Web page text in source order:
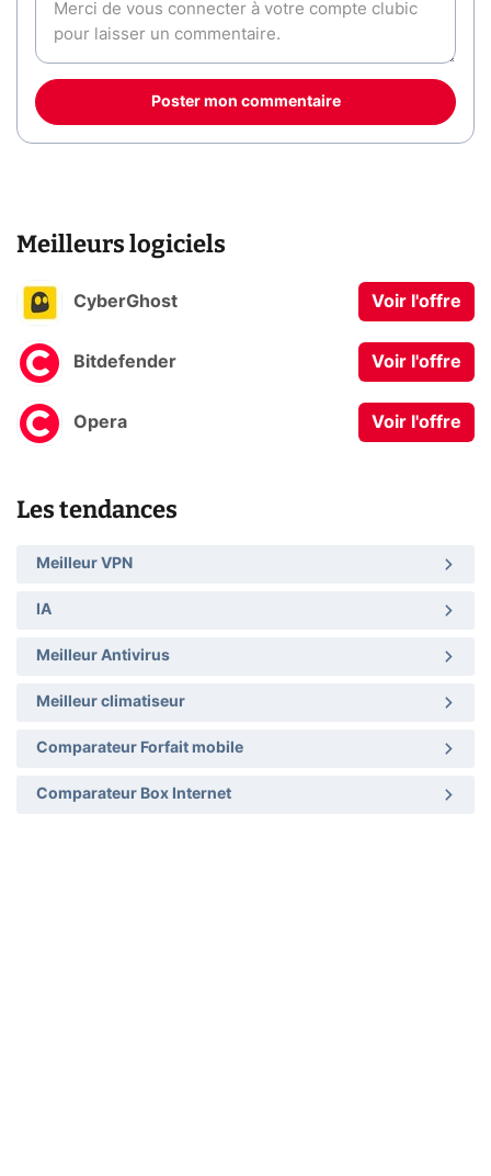
Poster mon commentaire
Meilleurs logiciels
CyberGhost Voir l'offre
Bitdefender Voir l'offre
Opera Voir l'offre
Les tendances
Meilleur VPN
IA
Meilleur Antivirus
Meilleur climatiseur
Comparateur Forfait mobile
Comparateur Box Internet